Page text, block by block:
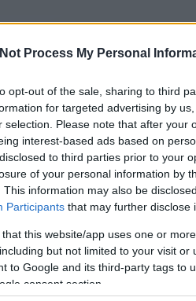
Process My Personal
opt-out of the sale, sharing to third
for targeted advertising by
selection. Please note that after your
interest-based ads based on
to third parties prior to your
of your personal information by
This information may also be
Participants that may further disclose
that this website/app uses one or
but not limited to your visit
to Google and its third-party tags to
consent section.
sokan szeretnének), a málnát
mert az egyik legfinomabb
a nyűgösebb kerti gyümölcsök
cserje bogyós gyümölcs
málna a kertben málna ültetése
málna kártevői málna
metszése málna őszi ültetése